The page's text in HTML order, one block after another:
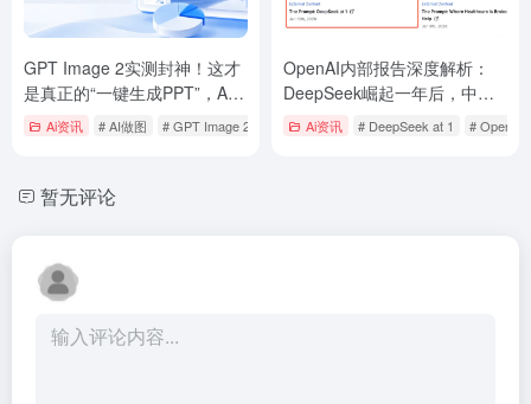
GPT Image 2实测封神！这才
是真正的“一键生成PPT”，AI
做图终于能直接交稿了？
Ai资讯 # AI做图 # GPT Image 2 # GPT Image 2做PPT
OpenAI内部报告深度解析：
DeepSeek崛起一年后，中美
AI竞争格局如何演变？
Ai资讯 # DeepSeek at 1 # OpenAI
暂无评论